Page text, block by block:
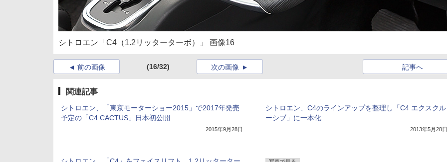
シトロエン「C4（1.2リッターターボ）」 画像16
前の画像 (16/32) 記事へ
次の画像
関連記事
シトロエン、「東京モーターショー2015」で2017年発売
予定の「C4 CACTUS」日本初公開
2015年9月28日
シトロエン、C4のラインアップを整理し「C4 エクスクル
ーシブ」に一本化
2013年5月28日